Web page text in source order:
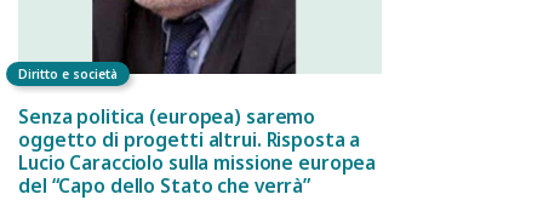
Diritto e società
Senza politica (europea) saremo
oggetto di progetti altrui. Risposta a
Lucio Caracciolo sulla missione europea
del “Capo dello Stato che verrà”